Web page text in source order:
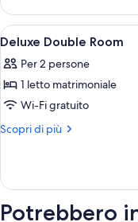
Twin
Room
Apri
tutte
le
foto
per
Deluxe
4
Deluxe Double Room
Per 2 persone
1 letto matrimoniale
Wi-Fi gratuito
Scopri di più
Altri
Double
Potrebbero